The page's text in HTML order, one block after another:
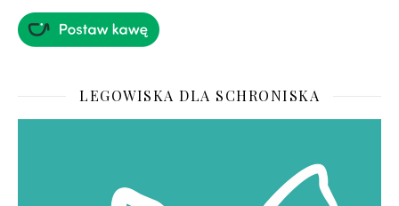
LEGOWISKA DLA SCHRONISKA